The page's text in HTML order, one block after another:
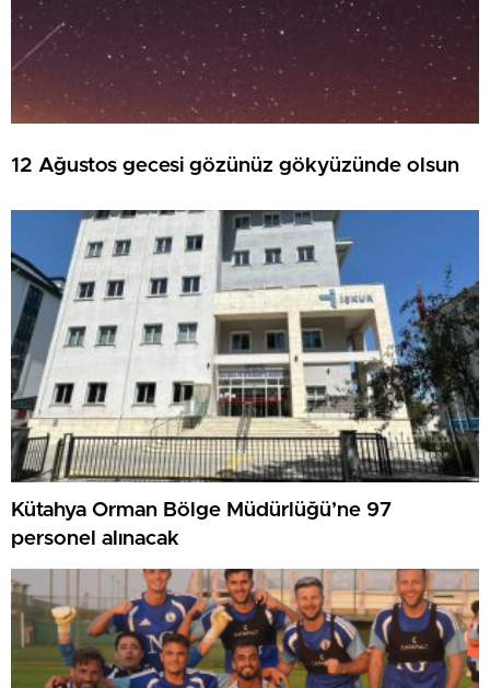
12 Ağustos gecesi gözünüz gökyüzünde olsun
Kütahya Orman Bölge Müdürlüğü’ne 97
personel alınacak